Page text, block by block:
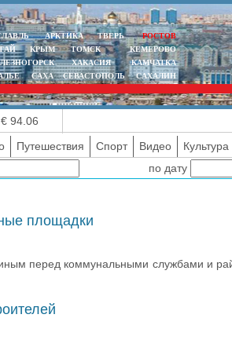
АРКТИКА ТВЕРЬ
РОСТОВ
КРЫМ ТОМСК
КЕМЕРОВО
ХАКАСИЯ
КАМЧАТКА
САХА СЕВАСТОПОЛЬ САХАЛИН
€ 94.06
Путешествия Спорт Видео Культура
по дату
площадки
перед коммунальными службами и